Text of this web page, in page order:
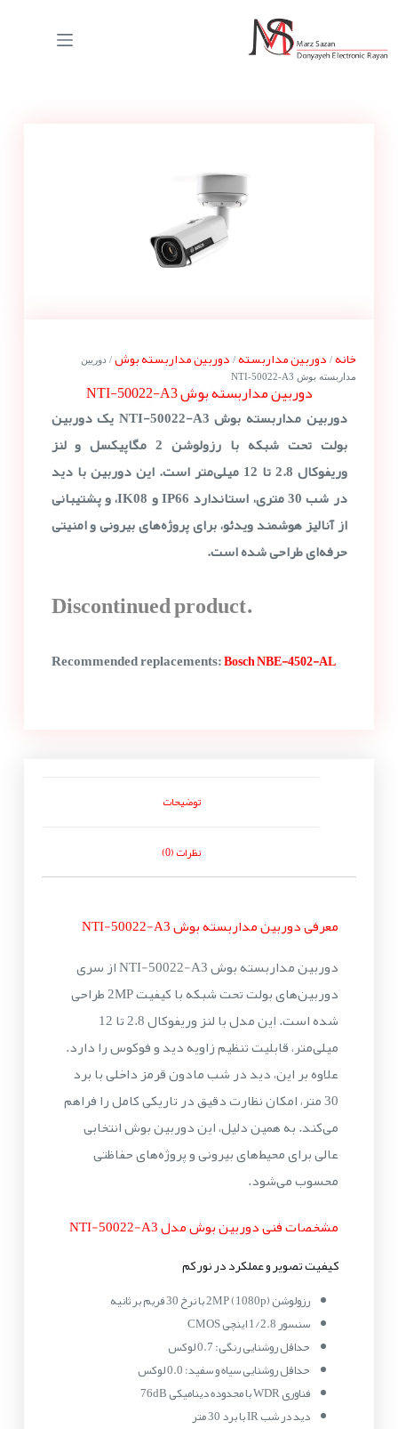
خانه/ دوربین مداربسته/ دوربین مداربسته بوش/ دوربین
مداربسته بوش NTI-50022-A3
دوربین مداربسته بوش NTI-50022-A3
دوربین مداربسته بوش NTI-50022-A3 یک دوربین
بولت تحت شبکه با رزولوشن 2 مگاپیکسل و لنز
وریفوکال 2.8 تا 12 میلی‌متر است. این دوربین با دید
در شب 30 متری، استاندارد IP66 و IK08، و پشتیبانی
از آنالیز هوشمند ویدئو، برای پروژه‌های بیرونی و امنیتی
حرفه‌ای طراحی شده است.
Discontinued product.
Recommended replacements:Bosch NBE-4502-AL
توضیحات
نظرات (0)
معرفی دوربین مداربسته بوش NTI-50022-A3
دوربین مداربسته بوش NTI-50022-A3 از سری
دوربین‌های بولت تحت شبکه با کیفیت 2MP طراحی
شده است. این مدل با لنز وریفوکال 2.8 تا 12
میلی‌متر، قابلیت تنظیم زاویه دید و فوکوس را دارد.
علاوه بر این، دید در شب مادون قرمز داخلی با برد
30 متر، امکان نظارت دقیق در تاریکی کامل را فراهم
می‌کند. به همین دلیل، این دوربین بوش انتخابی
عالی برای محیط‌های بیرونی و پروژه‌های حفاظتی
محسوب می‌شود.
مشخصات فنی دوربین بوش مدل NTI-50022-A3
کیفیت تصویر و عملکرد در نور کم
رزولوشن 2MP (1080p) با نرخ 30 فریم بر ثانیه
سنسور 1/2.8 اینچی CMOS
حداقل روشنایی رنگی: 0.7 لوکس
حداقل روشنایی سیاه و سفید: 0.0 لوکس
فناوری WDR با محدوده دینامیکی 76dB
دید در شب IR با برد 30 متر